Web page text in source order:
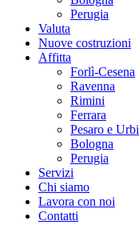
Perugia
Valuta
Nuove costruzioni
Affitta
Forlì-Cesena
Ravenna
Rimini
Ferrara
Pesaro e
Bologna
Perugia
Servizi
Chi siamo
Lavora con noi
Contatti